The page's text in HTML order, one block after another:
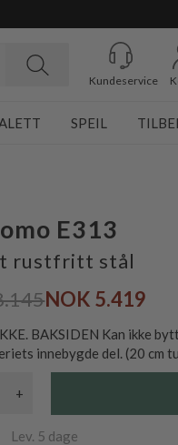
Kundeservice
SPEIL
E313
rustfritt stål
NOK 5.419
BAKSIDEN Kan ikke
innebygde del. (20 cm
+
5 dage